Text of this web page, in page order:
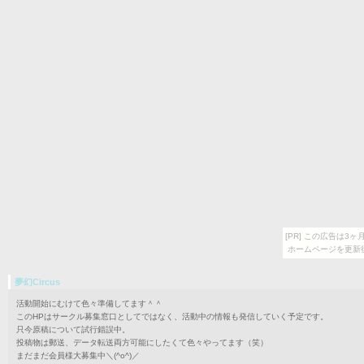
[PR] この広告は3ヶ
ホームページを更
夢幻Circus
活動開始にむけて色々準備してます＾＾
このHPはサークル募集窓口としてではなく、活動中の情報も発信していく予定です。
只今原稿について試行錯誤中。
投稿物は郵送、データ転送両方可能にしたくて色々やってます（笑）
まだまだ会員様大募集中＼(^o^)／